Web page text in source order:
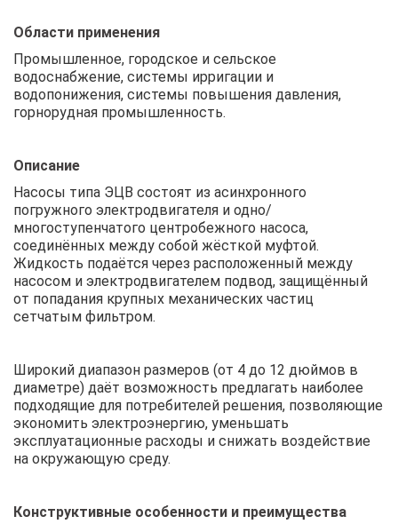
Области применения
Промышленное, городское и сельское
водоснабжение, системы ирригации и
водопонижения, системы повышения давления,
горнорудная промышленность.
Описание
Насосы типа ЭЦВ состоят из асинхронного
погружного электродвигателя и одно/
многоступенчатого центробежного насоса,
соединённых между собой жёсткой муфтой.
Жидкость подаётся через расположенный между
насосом и электродвигателем подвод, защищённый
от попадания крупных механических частиц
сетчатым фильтром.
Широкий диапазон размеров (от 4 до 12 дюймов в
диаметре) даёт возможность предлагать наиболее
подходящие для потребителей решения, позволяющие
экономить электроэнергию, уменьшать
эксплуатационные расходы и снижать воздействие
на окружающую среду.
Конструктивные особенности и преимущества